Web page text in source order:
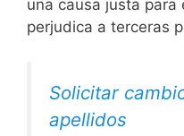
una causa justa
perjudica a terceras
Solicitar
apellidos